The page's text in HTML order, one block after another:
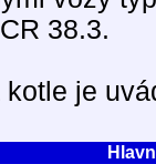
38.3.
je